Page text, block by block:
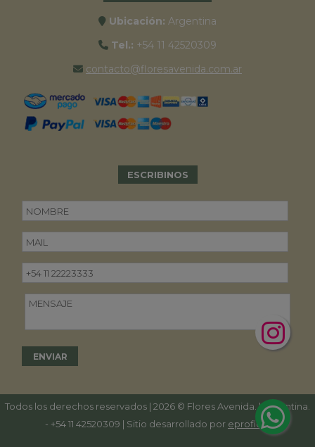
Ubicación: Argentina
Tel.: +54 11 42520309
contacto@floresavenida.com.ar
ESCRIBINOS
Todos los derechos reservados | 2026 © Flores Avenida. | Argentina.
- +54 11 42520309 | Sitio desarrollado por eproficio